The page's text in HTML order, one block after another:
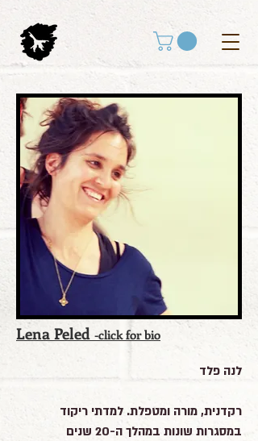
Lena Peled -click for bio
לנה פלד
רקדנית, מורה ומטפלת. למדתי ריקוד
במסגרות שונות במהלך ה-20 שנים